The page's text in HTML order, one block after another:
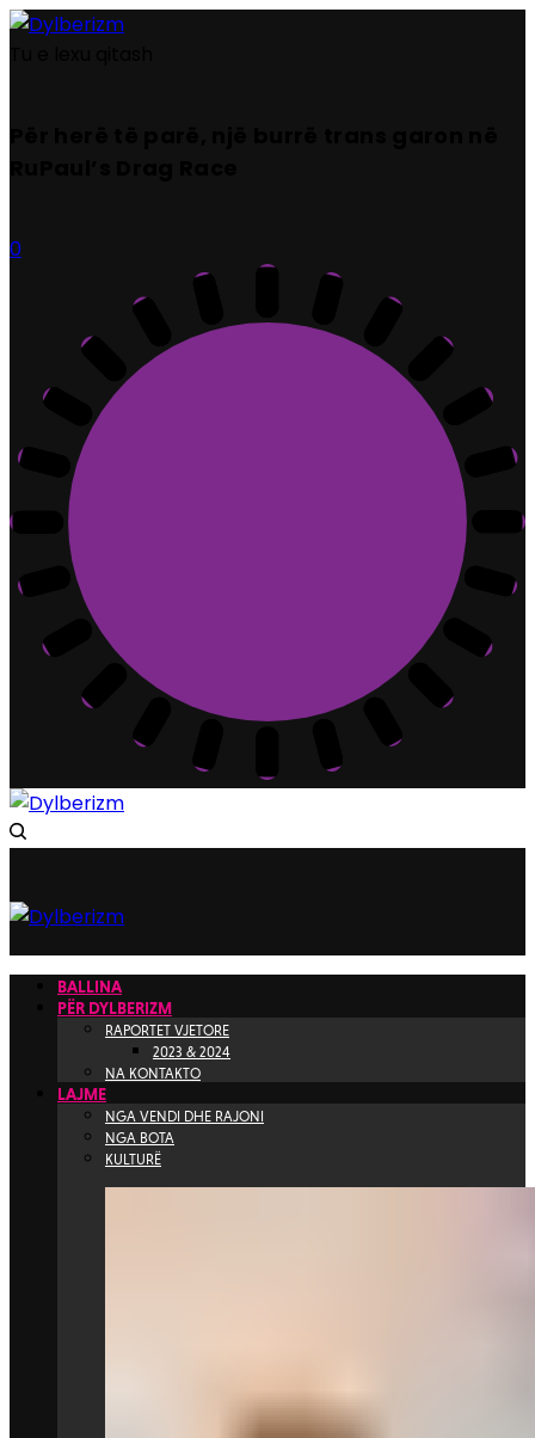
0
BALLINA
PËR DYLBERIZM
RAPORTET VJETORE
2023 & 2024
NA KONTAKTO
LAJME
NGA VENDI DHE RAJONI
NGA BOTA
KULTURË